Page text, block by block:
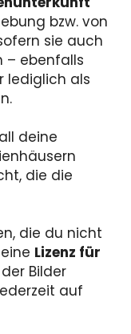
bzw. von
sie auch
– ebenfalls
lediglich als
deine
die die
die du nicht
Lizenz für
der Bilder
auf